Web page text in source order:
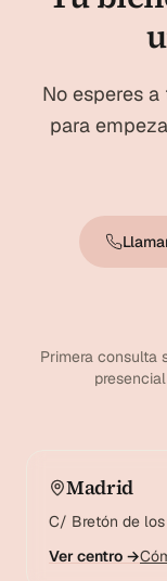
No esperes
para
Primera consulta
Madrid
C/ Bretón de los
Ver centro →